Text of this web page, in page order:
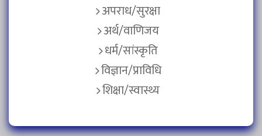
अपराध/सुरक्षा
अर्थ/वाणिजय
धर्म/सांस्कृति
विज्ञान/प्राविधि
शिक्षा/स्वास्थ्य